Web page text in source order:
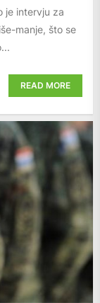
je intervju za
manje, što se
READ MORE